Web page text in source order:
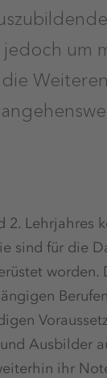
um
2. Lehrjahres
sind für die
Ausbilder
ihr